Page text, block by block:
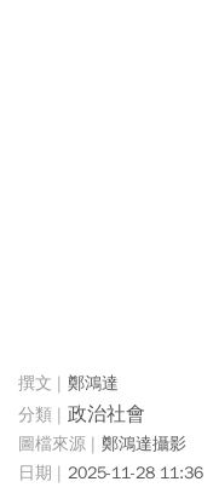
鄭鴻達
政治社會
鄭鴻達攝影
2025-11-28 11:36